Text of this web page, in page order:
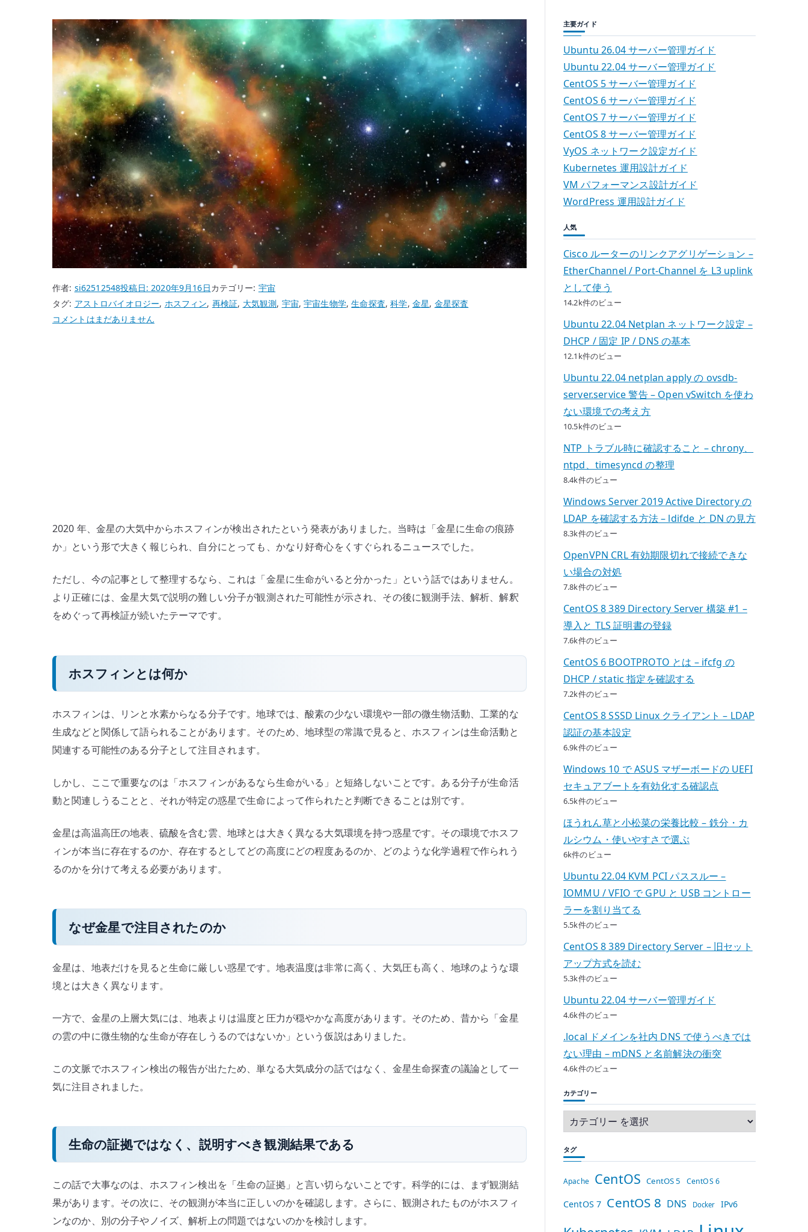
作者: si62512548投稿日:2020年9月16日カテゴリー: 宇宙
タグ: アストロバイオロジー, ホスフィン, 再検証, 大気観測, 宇宙,宇宙生物学,生命探査,科学, 金星, 金星探査
金
の
–
ホ
ス
ン
出
と
再
証
整
理
る
へ
の
コメントはまだありません
2020 年、金星の大気中からホスフィンが検出されたという発表がありました。当時は「金星に生命の痕跡
か」という形で大きく報じられ、自分にとっても、かなり好奇心をくすぐられるニュースでした。
ただし、今の記事として整理するなら、これは「金星に生命がいると分かった」という話ではありません。
より正確には、金星大気で説明の難しい分子が観測された可能性が示され、その後に観測手法、解析、解釈
をめぐって再検証が続いたテーマです。
ホスフィンとは何か
ホスフィンは、リンと水素からなる分子です。地球では、酸素の少ない環境や一部の微生物活動、工業的な
生成などと関係して語られることがあります。そのため、地球型の常識で見ると、ホスフィンは生命活動と
関連する可能性のある分子として注目されます。
しかし、ここで重要なのは「ホスフィンがあるなら生命がいる」と短絡しないことです。ある分子が生命活
動と関連しうることと、それが特定の惑星で生命によって作られたと判断できることは別です。
金星は高温高圧の地表、硫酸を含む雲、地球とは大きく異なる大気環境を持つ惑星です。その環境でホスフ
ィンが本当に存在するのか、存在するとしてどの高度にどの程度あるのか、どのような化学過程で作られう
るのかを分けて考える必要があります。
なぜ金星で注目されたのか
金星は、地表だけを見ると生命に厳しい惑星です。地表温度は非常に高く、大気圧も高く、地球のような環
境とは大きく異なります。
一方で、金星の上層大気には、地表よりは温度と圧力が穏やかな高度があります。そのため、昔から「金星
の雲の中に微生物的な生命が存在しうるのではないか」という仮説はありました。
この文脈でホスフィン検出の報告が出たため、単なる大気成分の話ではなく、金星生命探査の議論として一
気に注目されました。
生命の証拠ではなく、説明すべき観測結果である
この話で大事なのは、ホスフィン検出を「生命の証拠」と言い切らないことです。科学的には、まず観測結
果があります。その次に、その観測が本当に正しいのかを確認します。さらに、観測されたものがホスフィ
ンなのか、別の分子やノイズ、解析上の問題ではないのかを検討します。
主要ガイド
Ubuntu 26.04 サーバー管理ガイド
Ubuntu 22.04 サーバー管理ガイド
CentOS 5 サーバー管理ガイド
CentOS 6 サーバー管理ガイド
CentOS 7 サーバー管理ガイド
CentOS 8 サーバー管理ガイド
VyOS ネットワーク設定ガイド
Kubernetes 運用設計ガイド
VM パフォーマンス設計ガイド
WordPress 運用設計ガイド
人気
Cisco ルーターのリンクアグリゲーション –
EtherChannel / Port-Channel を L3 uplink
として使う
14.2k件のビュー
Ubuntu 22.04 Netplan ネットワーク設定 –
DHCP / 固定 IP / DNS の基本
12.1k件のビュー
Ubuntu 22.04 netplan apply の ovsdb-
server.service 警告 – Open vSwitch を使わ
ない環境での考え方
10.5k件のビュー
NTP トラブル時に確認すること – chrony、
ntpd、timesyncd の整理
8.4k件のビュー
Windows Server 2019 Active Directory の
LDAP を確認する方法 – ldifde と DN の見方
8.3k件のビュー
OpenVPN CRL 有効期限切れで接続できな
い場合の対処
7.8k件のビュー
CentOS 8 389 Directory Server 構築 #1 –
導入と TLS 証明書の登録
7.6k件のビュー
CentOS 6 BOOTPROTO とは – ifcfg の
DHCP / static 指定を確認する
7.2k件のビュー
CentOS 8 SSSD Linux クライアント – LDAP
認証の基本設定
6.9k件のビュー
Windows 10 で ASUS マザーボードの UEFI
セキュアブートを有効化する確認点
6.5k件のビュー
ほうれん草と小松菜の栄養比較 – 鉄分・カ
ルシウム・使いやすさで選ぶ
6k件のビュー
Ubuntu 22.04 KVM PCI パススルー –
IOMMU / VFIO で GPU と USB コントロー
ラーを割り当てる
5.5k件のビュー
CentOS 8 389 Directory Server – 旧セット
アップ方式を読む
5.3k件のビュー
Ubuntu 22.04 サーバー管理ガイド
4.6k件のビュー
.local ドメインを社内 DNS で使うべきでは
ない理由 – mDNS と名前解決の衝突
4.6k件のビュー
カテゴリー
タグ
Apache CentOS CentOS 5 CentOS 6
CentOS 7 CentOS 8 DNS Docker IPv6